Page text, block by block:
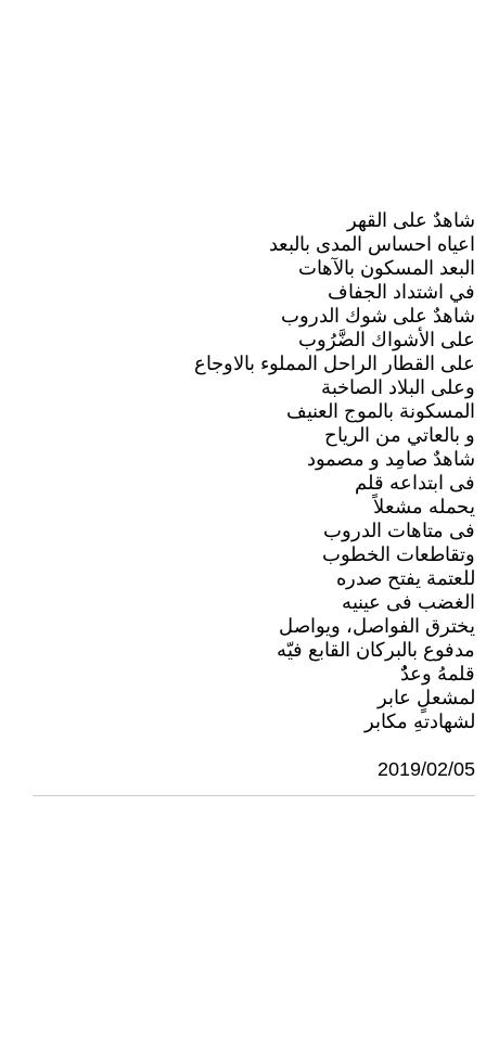
شاهدٌ على القهر
اعياه احساس المدى بالبعد
البعد المسكون بالآهات
في اشتداد الجفاف
شاهدٌ على شوك الدروب
على الأشواك الضَّرُوب
على القطار الراحل المملوء بالاوجاع
وعلى البلاد الصاخبة
المسكونة بالموج العنيف
و بالعاتي من الرياح
شاهدٌ صامِد و مصمود
فى ابتداعه قلم
يحمله مشعلاً
فى متاهات الدروب
وتقاطعات الخطوب
للعتمة يفتح صدره
الغضب فى عينيه
يخترق الفواصل، ويواصل
مدفوع بالبركان القابع فيّه
قلمهُ وعدٌُ
لمشعلٍ عابر
لشهادتهِ مكابر
2019/02/05